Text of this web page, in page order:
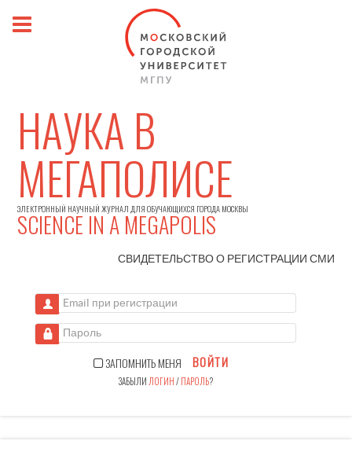
НАУКА В
МЕГАПОЛИСЕ
ЭЛЕКТРОННЫЙ НАУЧНЫЙ ЖУРНАЛ ДЛЯ ОБУЧАЮЩИХСЯ ГОРОДА МОСКВЫ
SCIENCE IN A MEGAPOLIS
СВИДЕТЕЛЬСТВО О РЕГИСТРАЦИИСМИ
Email при регистрации
Пароль
ЗАПОМНИТЬ МЕНЯ ВОЙТИ
ЗАБЫЛИ ЛОГИН/ПАРОЛЬ?